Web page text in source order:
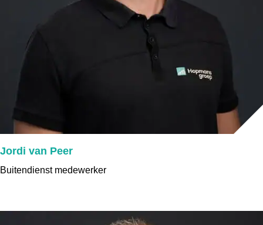
Jordi van Peer
Buitendienst medewerker